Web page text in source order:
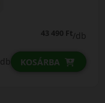
43 490 Ft/db
db KOSÁRBA